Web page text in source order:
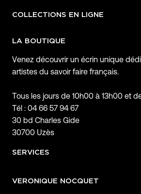
COLLECTIONS EN LIGNE
LA BOUTIQUE
Venez découvrir un écrin unique
artistes du savoir faire français.
Tous les jours de 10h00 à 13h00 et
Tél : 04 66 57 94 67
30 bd Charles Gide
30700 Uzès
SERVICES
VERONIQUE NOCQUET